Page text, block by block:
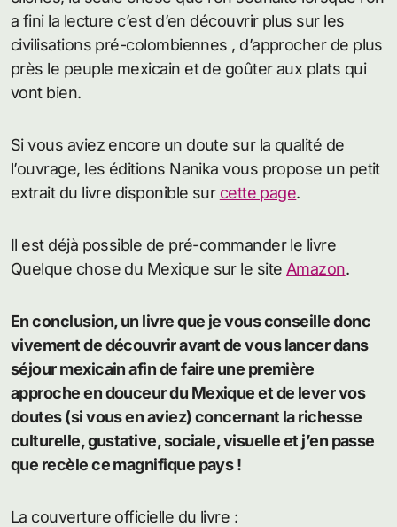
a fini la lecture c’est d’en découvrir plus sur les
civilisations pré-colombiennes , d’approcher de plus
près le peuple mexicain et de goûter aux plats qui
vont bien.
Si vous aviez encore un doute sur la qualité de
l’ouvrage, les éditions Nanika vous propose un petit
extrait du livre disponible sur cette page.
Il est déjà possible de pré-commander le livre
Quelque chose du Mexique sur le site Amazon.
En conclusion, un livre que je vous conseille donc
vivement de découvrir avant de vous lancer dans
séjour mexicain afin de faire une première
approche en douceur du Mexique et de lever vos
doutes (si vous en aviez) concernant la richesse
culturelle, gustative, sociale, visuelle et j’en passe
que recèle ce magnifique pays !
La couverture officielle du livre :